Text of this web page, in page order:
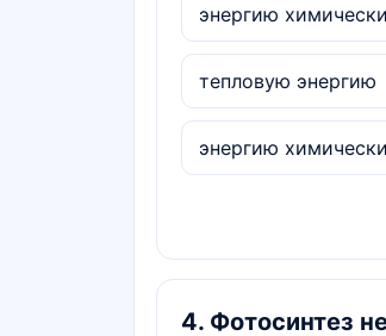
энергию
тепловую энергию
энергию
4. Фотосинтез